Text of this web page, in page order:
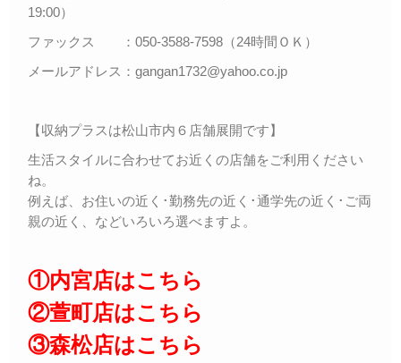
19:00）
ファックス ：050-3588-7598（24時間ＯＫ）
メールアドレス：gangan1732@yahoo.co.jp
【収納プラスは松山市内６店舗展開です】
生活スタイルに合わせてお近くの店舗をご利用ください
ね。
例えば、お住いの近く･勤務先の近く･通学先の近く･ご両
親の近く、などいろいろ選べますよ。
①内宮店はこちら
②萱町店はこちら
③森松店はこちら